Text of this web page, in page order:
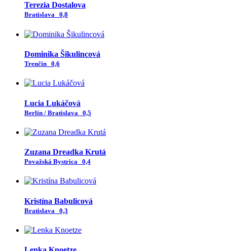
Terezia Dostalova
Bratislava 0,8
Dominika Šikulincová
Trenčín 0,6
Lucia Lukáčová
Berlín / Bratislava 0,5
Zuzana Dreadka Krutá
Považská Bystrica 0,4
Kristína Babulicová
Bratislava 0,3